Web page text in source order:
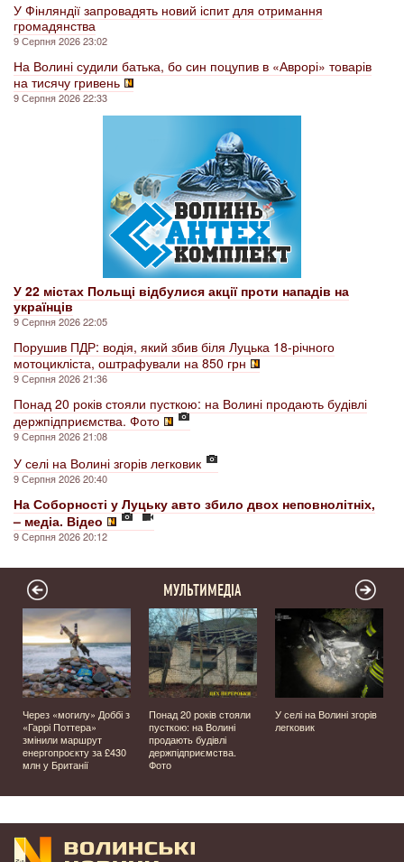
У Фінляндії запровадять новий іспит для отримання
громадянства
9 Серпня 2026 23:02
На Волині судили батька, бо син поцупив в «Аврорі» товарів
на тисячу гривень
9 Серпня 2026 22:33
У 22 містах Польщі відбулися акції проти нападів на
українців
9 Серпня 2026 22:05
Порушив ПДР: водія, який збив біля Луцька 18-річного
мотоцикліста, оштрафували на 850 грн
9 Серпня 2026 21:36
Понад 20 років стояли пусткою: на Волині продають будівлі
держпідприємства. Фото
9 Серпня 2026 21:08
У селі на Волині згорів легковик
9 Серпня 2026 20:40
На Соборності у Луцьку авто збило двох неповнолітніх,
– медіа. Відео
9 Серпня 2026 20:12
МУЛЬТИМЕДІА
Через «могилу» Доббі з
«Гаррі Поттера»
змінили маршрут
енергопроєкту за £430
млн у Британії
Понад 20 років стояли
пусткою: на Волині
продають будівлі
держпідприємства.
Фото
У селі на Волині згорів
легковик